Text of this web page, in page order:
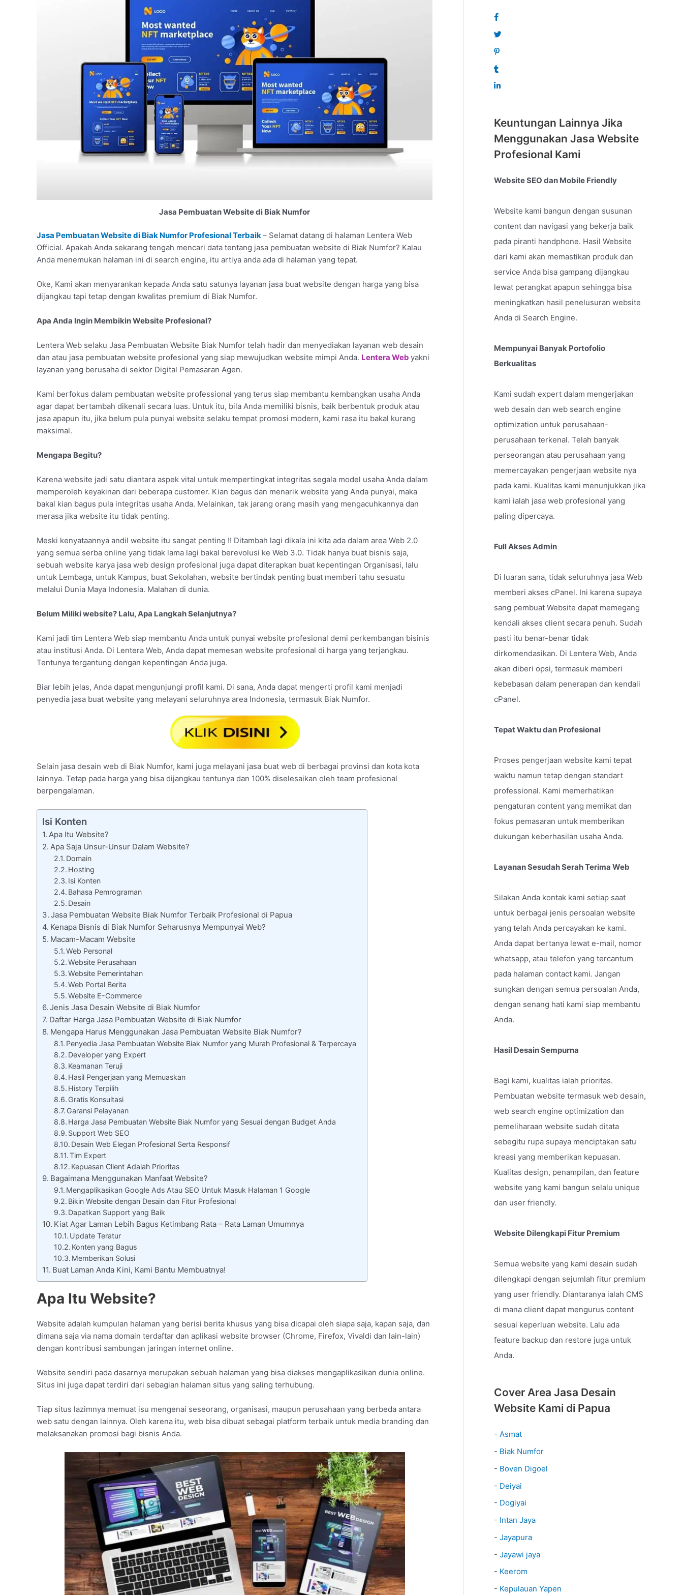
Jasa Pembuatan Website di Biak Numfor
Jasa Pembuatan Website di Biak Numfor Profesional Terbaik– Selamat datang di halaman Lentera Web
Official. Apakah Anda sekarang tengah mencari data tentang jasa pembuatan website di Biak Numfor? Kalau
Anda menemukan halaman ini di search engine, itu artiya anda ada di halaman yang tepat.
Oke, Kami akan menyarankan kepada Anda satu satunya layanan jasa buat website dengan harga yang bisa
dijangkau tapi tetap dengan kwalitas premium di Biak Numfor.
Apa Anda Ingin Membikin Website Profesional?
Lentera Web selaku Jasa Pembuatan Website Biak Numfor telah hadir dan menyediakan layanan web desain
dan atau jasa pembuatan website profesional yang siap mewujudkan website mimpi Anda. Lentera Web yakni
layanan yang berusaha di sektor Digital Pemasaran Agen.
Kami berfokus dalam pembuatan website professional yang terus siap membantu kembangkan usaha Anda
agar dapat bertambah dikenali secara luas. Untuk itu, bila Anda memiliki bisnis, baik berbentuk produk atau
jasa apapun itu, jika belum pula punyai website selaku tempat promosi modern, kami rasa itu bakal kurang
maksimal.
Mengapa Begitu?
Karena website jadi satu diantara aspek vital untuk mempertingkat integritas segala model usaha Anda dalam
memperoleh keyakinan dari beberapa customer. Kian bagus dan menarik website yang Anda punyai, maka
bakal kian bagus pula integritas usaha Anda. Melainkan, tak jarang orang masih yang mengacuhkannya dan
merasa jika website itu tidak penting.
Meski kenyataannya andil website itu sangat penting !! Ditambah lagi dikala ini kita ada dalam area Web 2.0
yang semua serba online yang tidak lama lagi bakal berevolusi ke Web 3.0. Tidak hanya buat bisnis saja,
sebuah website karya jasa web design profesional juga dapat diterapkan buat kepentingan Organisasi, lalu
untuk Lembaga, untuk Kampus, buat Sekolahan, website bertindak penting buat memberi tahu sesuatu
melalui Dunia Maya Indonesia. Malahan di dunia.
Belum Miliki website? Lalu, Apa Langkah Selanjutnya?
Kami jadi tim Lentera Web siap membantu Anda untuk punyai website profesional demi perkembangan bisinis
atau institusi Anda. Di Lentera Web, Anda dapat memesan website profesional di harga yang terjangkau.
Tentunya tergantung dengan kepentingan Anda juga.
Biar lebih jelas, Anda dapat mengunjungi profil kami. Di sana, Anda dapat mengerti profil kami menjadi
penyedia jasa buat website yang melayani seluruhnya area Indonesia, termasuk Biak Numfor.
Selain jasa desain web di Biak Numfor, kami juga melayani jasa buat web di berbagai provinsi dan kota kota
lainnya. Tetap pada harga yang bisa dijangkau tentunya dan 100% diselesaikan oleh team profesional
berpengalaman.
Isi Konten
Apa Itu Website?
Apa Saja Unsur-Unsur Dalam Website?
Domain
Hosting
Isi Konten
Bahasa Pemrograman
Desain
Jasa Pembuatan Website Biak Numfor Terbaik Profesional di Papua
Kenapa Bisnis di Biak Numfor Seharusnya Mempunyai Web?
Macam-Macam Website
Web Personal
Website Perusahaan
Website Pemerintahan
Web Portal Berita
Website E-Commerce
Jenis Jasa Desain Website di Biak Numfor
Daftar Harga Jasa Pembuatan Website di Biak Numfor
Mengapa Harus Menggunakan Jasa Pembuatan Website Biak Numfor?
Penyedia Jasa Pembuatan Website Biak Numfor yang Murah Profesional & Terpercaya
Developer yang Expert
Keamanan Teruji
Hasil Pengerjaan yang Memuaskan
History Terpilih
Gratis Konsultasi
Garansi Pelayanan
Harga Jasa Pembuatan Website Biak Numfor yang Sesuai dengan Budget Anda
Support Web SEO
Desain Web Elegan Profesional Serta Responsif
Tim Expert
Kepuasan Client Adalah Prioritas
Bagaimana Menggunakan Manfaat Website?
Mengaplikasikan Google Ads Atau SEO Untuk Masuk Halaman 1 Google
Bikin Website dengan Desain dan Fitur Profesional
Dapatkan Support yang Baik
Kiat Agar Laman Lebih Bagus Ketimbang Rata – Rata Laman Umumnya
Update Teratur
Konten yang Bagus
Memberikan Solusi
Buat Laman Anda Kini, Kami Bantu Membuatnya!
Apa Itu Website?
Website adalah kumpulan halaman yang berisi berita khusus yang bisa dicapai oleh siapa saja, kapan saja, dan
dimana saja via nama domain terdaftar dan aplikasi website browser (Chrome, Firefox, Vivaldi dan lain-lain)
dengan kontribusi sambungan jaringan internet online.
Website sendiri pada dasarnya merupakan sebuah halaman yang bisa diakses mengaplikasikan dunia online.
Situs ini juga dapat terdiri dari sebagian halaman situs yang saling terhubung.
Tiap situs lazimnya memuat isu mengenai seseorang, organisasi, maupun perusahaan yang berbeda antara
web satu dengan lainnya. Oleh karena itu, web bisa dibuat sebagai platform terbaik untuk media branding dan
melaksanakan promosi bagi bisnis Anda.
Keuntungan Lainnya Jika
Menggunakan Jasa Website
Profesional Kami
Website SEO dan Mobile Friendly
Website kami bangun dengan susunan
content dan navigasi yang bekerja baik
pada piranti handphone. Hasil Website
dari kami akan memastikan produk dan
service Anda bisa gampang dijangkau
lewat perangkat apapun sehingga bisa
meningkatkan hasil penelusuran website
Anda di Search Engine.
Mempunyai Banyak Portofolio
Berkualitas
Kami sudah expert dalam mengerjakan
web desain dan web search engine
optimization untuk perusahaan-
perusahaan terkenal. Telah banyak
perseorangan atau perusahaan yang
memercayakan pengerjaan website nya
pada kami. Kualitas kami menunjukkan jika
kami ialah jasa web profesional yang
paling dipercaya.
Full Akses Admin
Di luaran sana, tidak seluruhnya jasa Web
memberi akses cPanel. Ini karena supaya
sang pembuat Website dapat memegang
kendali akses client secara penuh. Sudah
pasti itu benar-benar tidak
dirkomendasikan. Di Lentera Web, Anda
akan diberi opsi, termasuk memberi
kebebasan dalam penerapan dan kendali
cPanel.
Tepat Waktu dan Profesional
Proses pengerjaan website kami tepat
waktu namun tetap dengan standart
professional. Kami memerhatikan
pengaturan content yang memikat dan
fokus pemasaran untuk memberikan
dukungan keberhasilan usaha Anda.
Layanan Sesudah Serah Terima Web
Silakan Anda kontak kami setiap saat
untuk berbagai jenis persoalan website
yang telah Anda percayakan ke kami.
Anda dapat bertanya lewat e-mail, nomor
whatsapp, atau telefon yang tercantum
pada halaman contact kami. Jangan
sungkan dengan semua persoalan Anda,
dengan senang hati kami siap membantu
Anda.
Hasil Desain Sempurna
Bagi kami, kualitas ialah prioritas.
Pembuatan website termasuk web desain,
web search engine optimization dan
pemeliharaan website sudah ditata
sebegitu rupa supaya menciptakan satu
kreasi yang memberikan kepuasan.
Kualitas design, penampilan, dan feature
website yang kami bangun selalu unique
dan user friendly.
Website Dilengkapi Fitur Premium
Semua website yang kami desain sudah
dilengkapi dengan sejumlah fitur premium
yang user friendly. Diantaranya ialah CMS
di mana client dapat mengurus content
sesuai keperluan website. Lalu ada
feature backup dan restore juga untuk
Anda.
Cover Area Jasa Desain
Website Kami di Papua
- Asmat
- Biak Numfor
- Boven Digoel
- Deiyai
- Dogiyai
- Intan Jaya
- Jayapura
- Jayawi jaya
- Keerom
- Kepulauan Yapen